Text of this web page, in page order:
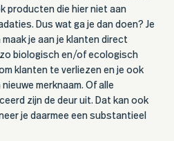
producten die hier niet aan
Dus wat ga je dan doen? Je
je aan je klanten direct
biologisch en/of ecologisch
klanten te verliezen en je ook
merknaam. Of alle
zijn de deur uit. Dat kan ook
je daarmee een substantieel